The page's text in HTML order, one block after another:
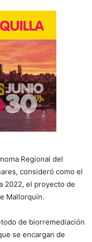
Regional del
consideró como el
2022, el proyecto de
Mallorquín.
de biorremediación
se encargan de